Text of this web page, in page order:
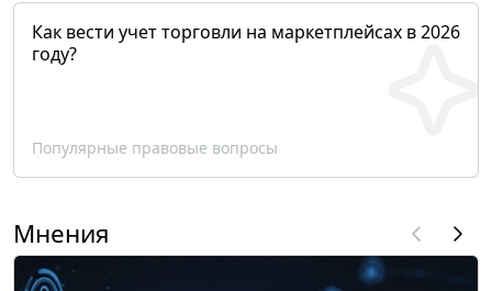
Как вести учет торговли на маркетплейсах в 2026
году?
Популярные правовые вопросы
Мнения